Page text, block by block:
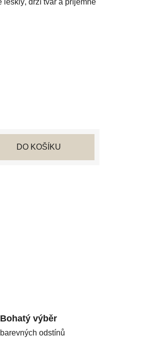
DO KOŠÍKU
Bohatý výběr
barevných odstínů